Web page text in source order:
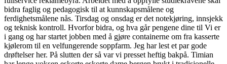
bidra faglig og pedagogisk til at kunnskapsmålene og
ferdighetsmålene nås. Tirsdag og onsdag er det notekjøring, innsjekk
og teknisk kontroll. Hvorfor bidra, og hva går pengene dine til Vi er
i gang og har startet jobben med å gjøre containerne om fra kasserte
kjølerom til en velfungerende soppfarm. Jeg har lest et par gode
drøftelser her. På slutten der så var vi presset heftig bakpå. Timian